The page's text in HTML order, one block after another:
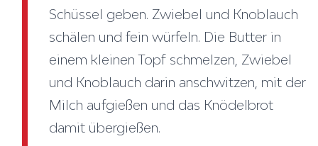
Schüssel geben. Zwiebel und Knoblauch
schälen und fein würfeln. Die Butter in
einem kleinen Topf schmelzen, Zwiebel
und Knoblauch darin anschwitzen, mit der
Milch aufgießen und das Knödelbrot
damit übergießen.